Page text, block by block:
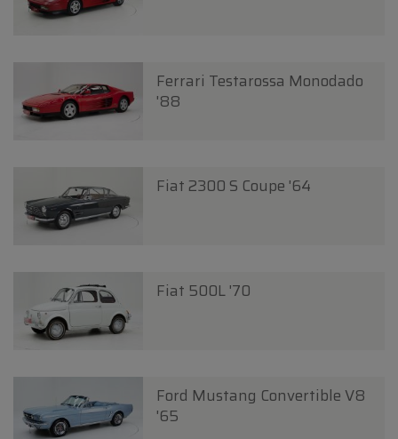
Ferrari Testarossa Monodado
'88
Fiat 2300 S Coupe '64
Fiat 500L '70
Ford Mustang Convertible V8
'65